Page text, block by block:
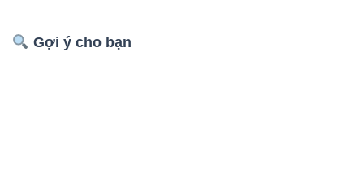
Gợi ý cho bạn